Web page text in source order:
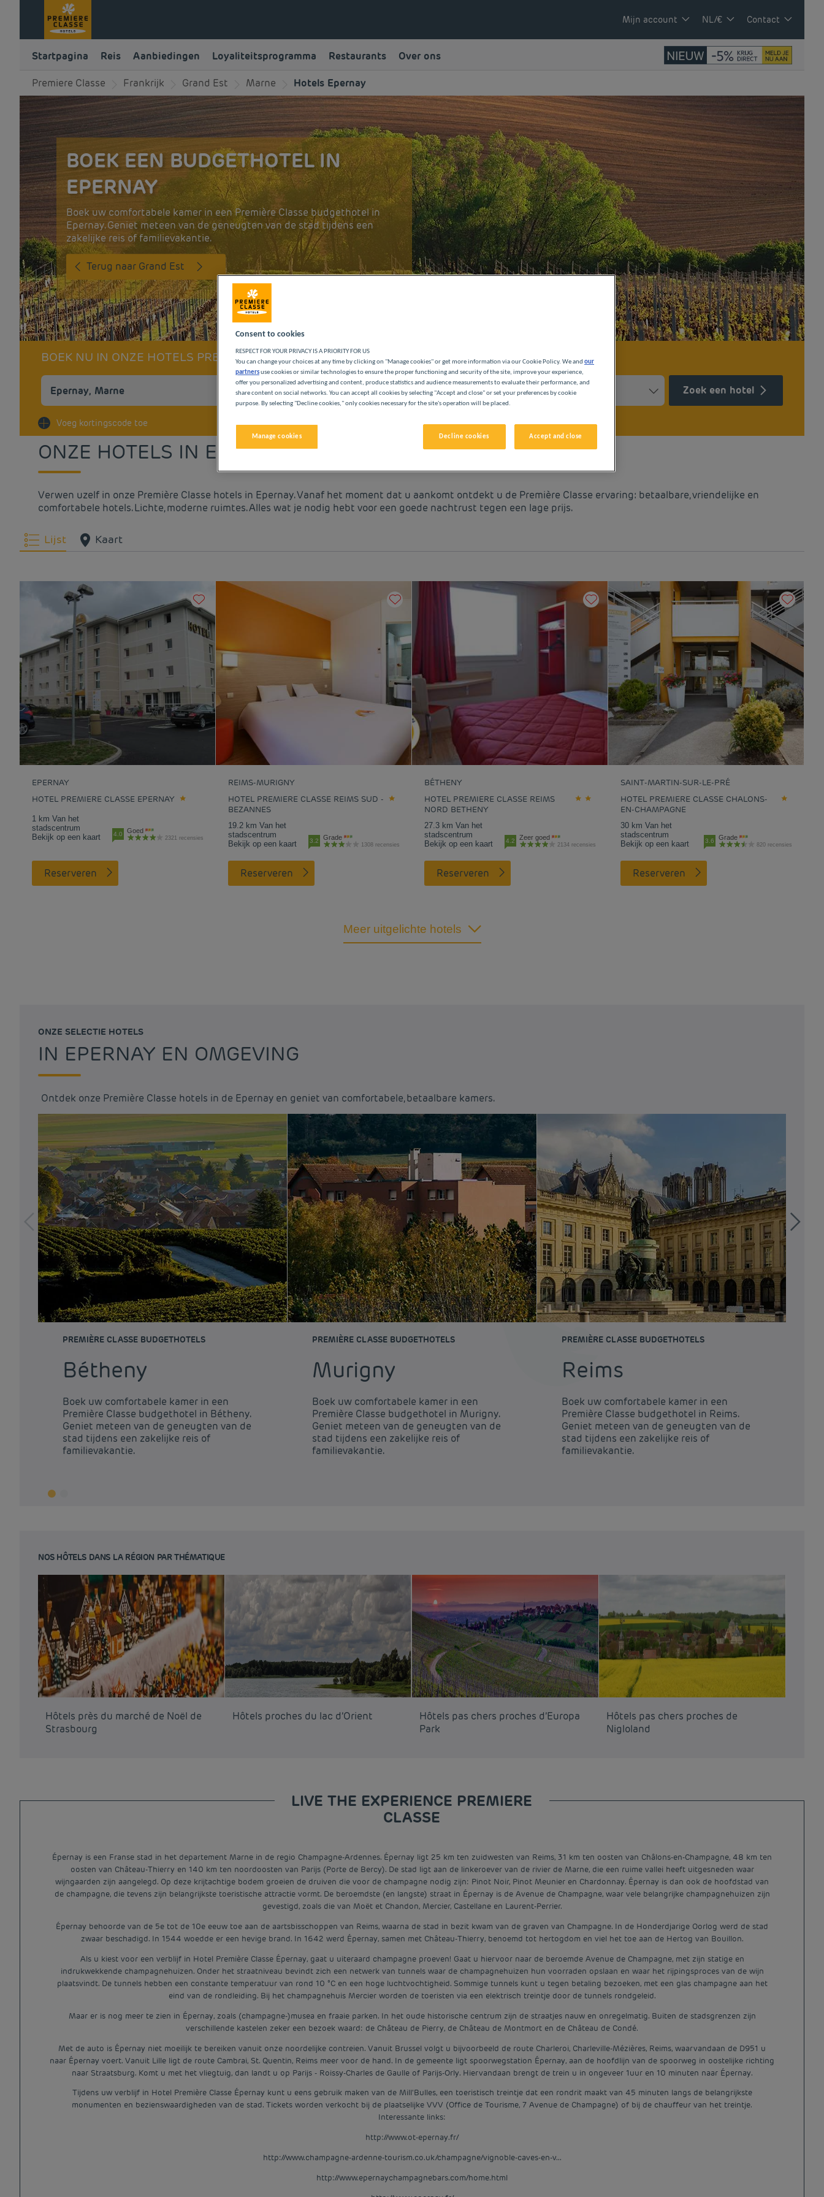
Mijn account NL/€ Contact
Startpagina Reis Aanbiedingen Loyaliteitsprogramma Restaurants Over ons
Premiere Classe Frankrijk Grand Est Marne Hotels Epernay
BOEK EEN BUDGETHOTEL IN
EPERNAY
Boek uw comfortabele kamer in een Première Classe budgethotel in
Epernay. Geniet meteen van de geneugten van de stad tijdens een
zakelijke reis of familievakantie.
Terug naar Grand Est
BOEK NU IN ONZE HOTELS PREMIÈRE CLASSE
Zoek een hotel
Voeg kortingscode toe
ONZE HOTELS IN EPERNAY TEGEN LAGE PRIJZEN
Verwen uzelf in onze Première Classe hotels in Epernay. Vanaf het moment dat u aankomt ontdekt u de Première Classe ervaring: betaalbare, vriendelijke en
comfortabele hotels. Lichte, moderne ruimtes. Alles wat je nodig hebt voor een goede nachtrust tegen een lage prijs.
Lijst Kaart
EPERNAY
HOTEL PREMIERE CLASSE EPERNAY
1 km Van het
stadscentrum
Bekijk op een kaart
4.0 Goed
2321 recensies
Reserveren
REIMS-MURIGNY
HOTEL PREMIERE CLASSE REIMS SUD -
BEZANNES
19.2 km Van het
stadscentrum
Bekijk op een kaart
3.2 Grade
1308 recensies
Reserveren
BÉTHENY
HOTEL PREMIERE CLASSE REIMS
NORD BETHENY
27.3 km Van het
stadscentrum
Bekijk op een kaart
4.2 Zeer goed
2134 recensies
Reserveren
SAINT-MARTIN-SUR-LE-PRÉ
HOTEL PREMIERE CLASSE CHALONS-
EN-CHAMPAGNE
30 km Van het
stadscentrum
Bekijk op een kaart
3.6 Grade
820 recensies
Reserveren
Meer uitgelichte hotels
ONZE SELECTIE HOTELS
IN EPERNAY EN OMGEVING
Ontdek onze Première Classe hotels in de Epernay en geniet van comfortabele, betaalbare kamers.
PREMIÈRE CLASSE BUDGETHOTELS
Bétheny
Boek uw comfortabele kamer in een
Première Classe budgethotel in Bétheny.
Geniet meteen van de geneugten van de
stad tijdens een zakelijke reis of
familievakantie.
PREMIÈRE CLASSE BUDGETHOTELS
Murigny
Boek uw comfortabele kamer in een
Première Classe budgethotel in Murigny.
Geniet meteen van de geneugten van de
stad tijdens een zakelijke reis of
familievakantie.
PREMIÈRE CLASSE BUDGETHOTELS
Reims
Boek uw comfortabele kamer in een
Première Classe budgethotel in Reims.
Geniet meteen van de geneugten van de
stad tijdens een zakelijke reis of
familievakantie.
NOS HÔTELS DANS LA RÉGION PAR THÉMATIQUE
Hôtels près du marché de Noël de
Strasbourg
Hôtels proches du lac d’Orient
Hôtels pas chers proches d’Europa
Park
Hôtels pas chers proches de
Nigloland
LIVE THE EXPERIENCE PREMIERE
CLASSE
Épernay is een Franse stad in het departement Marne in de regio Champagne-Ardennes. Épernay ligt 25 km ten zuidwesten van Reims, 31 km ten oosten van Châlons-en-Champagne, 48 km ten
oosten van Château-Thierry en 140 km ten noordoosten van Parijs (Porte de Bercy). De stad ligt aan de linkeroever van de rivier de Marne, die een ruime vallei heeft uitgesneden waar
wijngaarden zijn aangelegd. Op deze krijtachtige bodem groeien de druiven die voor de champagne nodig zijn: Pinot Noir, Pinot Meunier en Chardonnay. Épernay is dan ook de hoofdstad van
de champagne, die tevens zijn belangrijkste toeristische attractie vormt. De beroemdste (en langste) straat in Épernay is de Avenue de Champagne, waar vele belangrijke champagnehuizen zijn
gevestigd, zoals die van Moët et Chandon, Mercier, Castellane en Laurent-Perrier.
Épernay behoorde van de 5e tot de 10e eeuw toe aan de aartsbisschoppen van Reims, waarna de stad in bezit kwam van de graven van Champagne. In de Honderdjarige Oorlog werd de stad
zwaar beschadigd. In 1544 woedde er een hevige brand. In 1642 werd Épernay, samen met Château-Thierry, benoemd tot hertogdom en viel het toe aan de Hertog van Bouillon.
Als u kiest voor een verblijf in Hotel Première Classe Épernay, gaat u uiteraard champagne proeven! Gaat u hiervoor naar de beroemde Avenue de Champagne, met zijn statige en
indrukwekkende champagnehuizen. Onder het straatniveau bevindt zich een netwerk van tunnels waar de champagnehuizen hun voorraden opslaan en waar het rijpingsproces van de wijn
plaatsvindt. De tunnels hebben een constante temperatuur van rond 10 °C en een hoge luchtvochtigheid. Sommige tunnels kunt u tegen betaling bezoeken, met een glas champagne aan het
eind van de rondleiding. Bij het champagnehuis Mercier worden de toeristen via een elektrisch treintje door de tunnels rondgeleid.
Maar er is nog meer te zien in Épernay, zoals (champagne-)musea en fraaie parken. In het oude historische centrum zijn de straatjes nauw en onregelmatig. Buiten de stadsgrenzen zijn
verschillende kastelen zeker een bezoek waard: de Château de Pierry, de Château de Montmort en de Château de Condé.
Met de auto is Épernay niet moeilijk te bereiken vanuit onze noordelijke contreien. Vanuit Brussel volgt u bijvoorbeeld de route Charleroi, Charleville-Mézières, Reims, waarvandaan de D951 u
naar Épernay voert. Vanuit Lille ligt de route Cambrai, St. Quentin, Reims meer voor de hand. In de gemeente ligt spoorwegstation Épernay, aan de hoofdlijn van de spoorweg in oostelijke richting
naar Straatsburg. Komt u met het vliegtuig, dan landt u op Parijs - Roissy-Charles de Gaulle of Parijs-Orly. Hiervandaan brengt de trein u in ongeveer 1uur en 10 minuten naar Épernay.
Tijdens uw verblijf in Hotel Première Classe Épernay kunt u eens gebruik maken van de Mill'Bulles, een toeristisch treintje dat een rondrit maakt van 45 minuten langs de belangrijkste
monumenten en bezienswaardigheden van de stad. Tickets worden verkocht bij de plaatselijke VVV (Office de Tourisme, 7 Avenue de Champagne) of bij de chauffeur van het treintje.
Interessante links:
http://www.ot-epernay.fr/
http://www.champagne-ardenne-tourism.co.uk/champagne/vignoble-caves-en-v...
http://www.epernaychampagnebars.com/home.html
Consent to cookies
RESPECT FOR YOUR PRIVACY IS A PRIORITY FOR US
You can change your choices at any time by clicking on "Manage cookies" or get more information via our Cookie Policy. We and our
partnersuse cookies or similar technologies to ensure the proper functioning and security of the site, improve your experience,
offer you personalized advertising and content, produce statistics and audience measurements to evaluate their performance, and
share content on social networks. You can accept all cookies by selecting "Accept and close" or set your preferences by cookie
purpose. By selecting "Decline cookies," only cookies necessary for the site's operation will be placed.
Manage cookies Decline cookies Accept and close